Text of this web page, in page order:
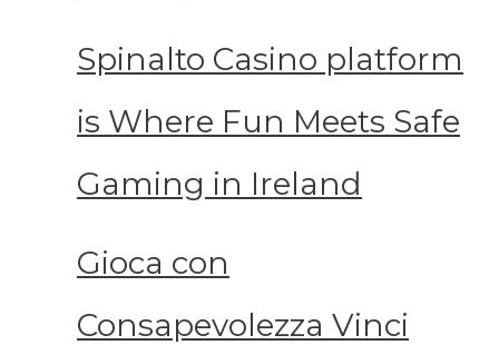
Spinalto Casino platform
is Where Fun Meets Safe
Gaming in Ireland
Gioca con
Consapevolezza Vinci